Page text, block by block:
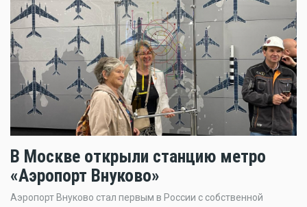
В Москве открыли станцию метро
«Аэропорт Внуково»
Аэропорт Внуково стал первым в России с собственной